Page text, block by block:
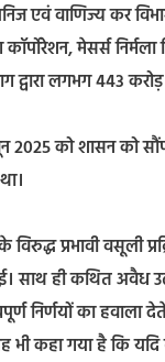
एवं वाणिज्य कर
मेसर्स निर्मला
लगभग 443
को शासन को
प्रभावी वसूली
साथ ही कथित
निर्णयों का
भी कहा गया है कि